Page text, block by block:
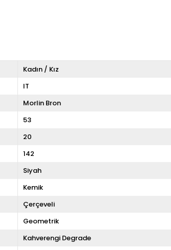
Kadın / Kız
IT
Morlin Bron
53
20
142
Siyah
Kemik
Çerçeveli
Geometrik
Kahverengi Degrade